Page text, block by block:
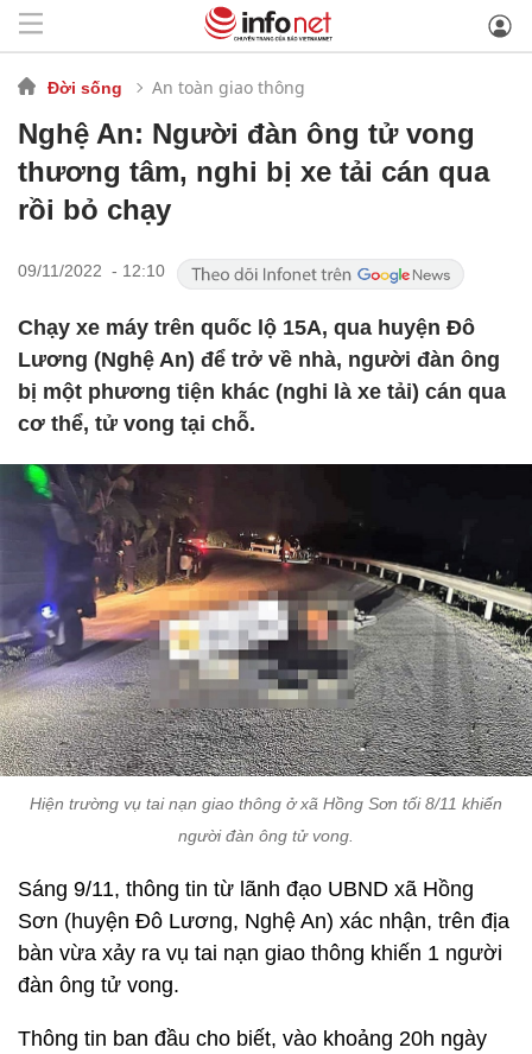
Đời sống An toàn giao thông
Nghệ An: Người đàn ông tử vong
thương tâm, nghi bị xe tải cán qua
rồi bỏ chạy
09/11/2022 - 12:10
Chạy xe máy trên quốc lộ 15A, qua huyện Đô
Lương (Nghệ An) để trở về nhà, người đàn ông
bị một phương tiện khác (nghi là xe tải) cán qua
cơ thể, tử vong tại chỗ.
Hiện trường vụ tai nạn giao thông ở xã Hồng Sơn tối 8/11 khiến
người đàn ông tử vong.
Sáng 9/11, thông tin từ lãnh đạo UBND xã Hồng
Sơn (huyện Đô Lương, Nghệ An) xác nhận, trên địa
bàn vừa xảy ra vụ tai nạn giao thông khiến 1 người
đàn ông tử vong.
Thông tin ban đầu cho biết, vào khoảng 20h ngày